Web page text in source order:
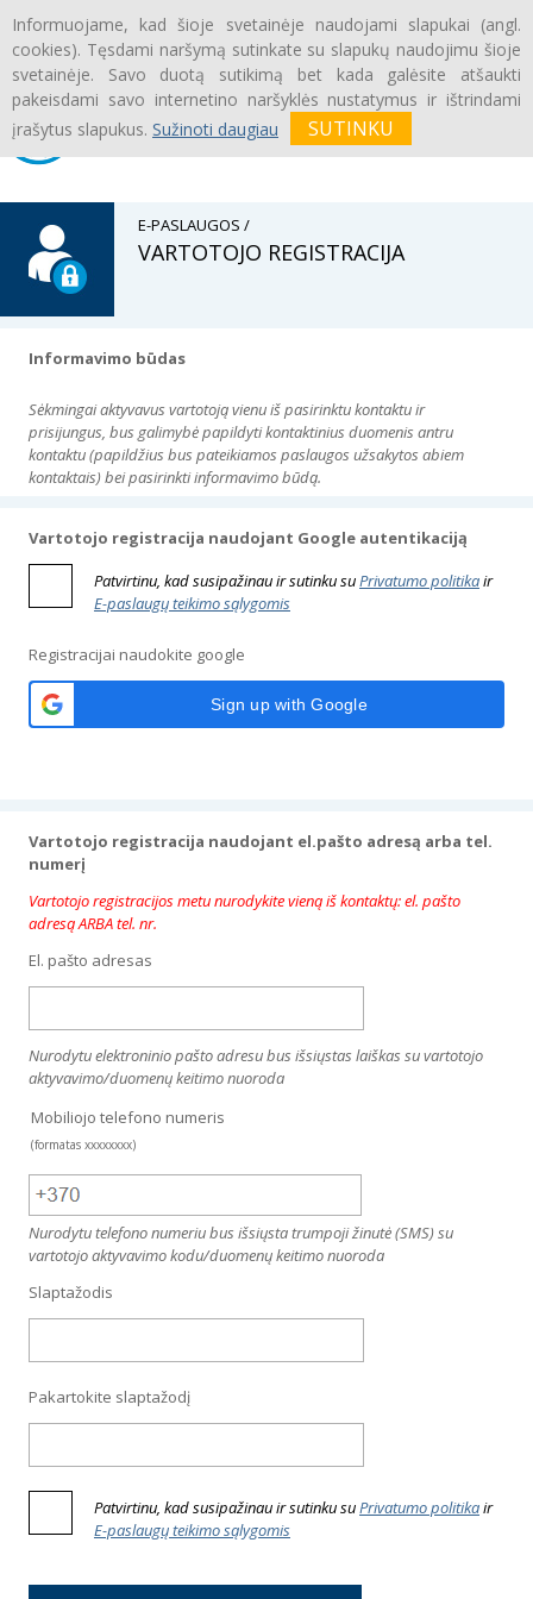
Informuojame, kad šioje svetainėje naudojami slapukai (angl.
cookies). Tęsdami naršymą sutinkate su slapukų naudojimu šioje
svetainėje. Savo duotą sutikimą bet kada galėsite atšaukti
pakeisdami savo internetino naršyklės nustatymus ir ištrindami
įrašytus slapukus. Sužinoti daugiau
Prisijungti | Registruotis
E-PASLAUGOS /
VARTOTOJO REGISTRACIJA
Informavimo būdas
Sėkmingai aktyvavus vartotoją vienu iš pasirinktu kontaktu ir
prisijungus, bus galimybė papildyti kontaktinius duomenis antru
kontaktu (papildžius bus pateikiamos paslaugos užsakytos abiem
kontaktais) bei pasirinkti informavimo būdą.
Vartotojo registracija naudojant Google autentikaciją
Patvirtinu, kad susipažinau ir sutinku suPrivatumo politikair
E-paslaugų teikimo sąlygomis
Registracijai naudokite google
Sign up with Google
Vartotojo registracija naudojant el.pašto adresą arba tel.
numerį
Vartotojo registracijos metu nurodykite vieną iš kontaktų: el. pašto
adresą ARBA tel. nr.
El. pašto adresas
Nurodytu elektroninio pašto adresu bus išsiųstas laiškas su vartotojo
aktyvavimo/duomenų keitimo nuoroda
Mobiliojo telefono numeris
(formatas xxxxxxxx)
Nurodytu telefono numeriu bus išsiųsta trumpoji žinutė (SMS) su
vartotojo aktyvavimo kodu/duomenų keitimo nuoroda
Slaptažodis
Pakartokite slaptažodį
Patvirtinu, kad susipažinau ir sutinku suPrivatumo politikair
E-paslaugų teikimo sąlygomis